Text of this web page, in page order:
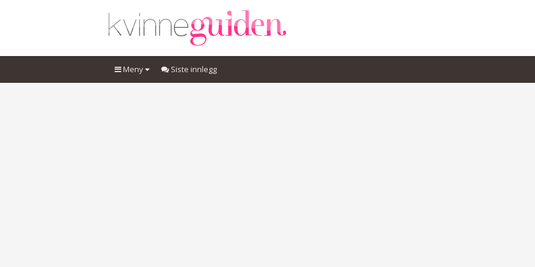
Meny Siste innlegg